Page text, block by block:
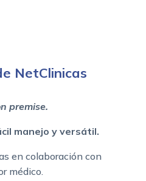
NetClinicas
premise.
manejo y versátil.
en colaboración con
médico.